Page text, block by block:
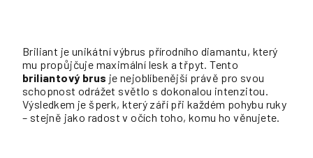
Briliant je unikátní výbrus přírodního diamantu, který
mu propůjčuje maximální lesk a třpyt. Tento
briliantový brus je nejoblíbenější právě pro svou
schopnost odrážet světlo s dokonalou intenzitou.
Výsledkem je šperk, který září při každém pohybu ruky
– stejně jako radost v očích toho, komu ho věnujete.